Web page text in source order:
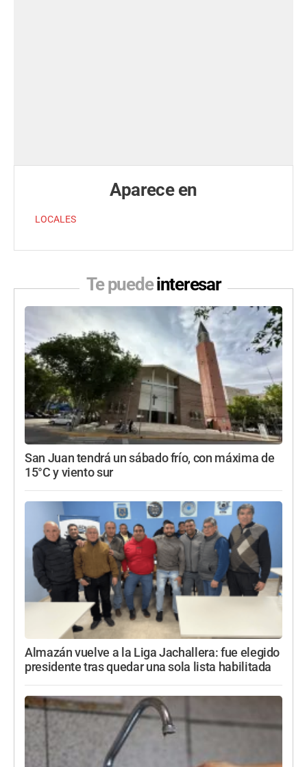
Aparece en
LOCALES
Te puedeinteresar
San Juan tendrá un sábado frío, con máxima de
15°C y viento sur
Almazán vuelve a la Liga Jachallera: fue elegido
presidente tras quedar una sola lista habilitada